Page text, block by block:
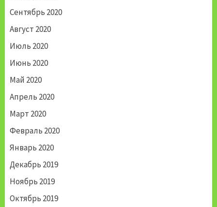
Сентябрь 2020
Август 2020
Июль 2020
Июнь 2020
Май 2020
Апрель 2020
Март 2020
Февраль 2020
Январь 2020
Декабрь 2019
Ноябрь 2019
Октябрь 2019